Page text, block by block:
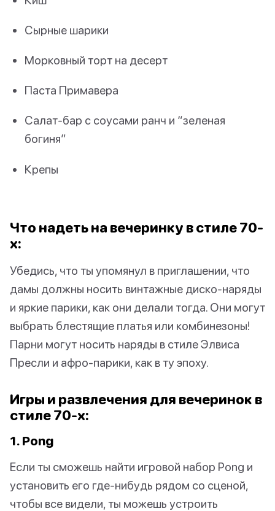
Сырные шарики
Морковный торт на десерт
Паста Примавера
Салат-бар с соусами ранч и “зеленая
богиня”
Крепы
Что надеть на вечеринку в стиле 70-
х:
Убедись, что ты упомянул в приглашении, что
дамы должны носить винтажные диско-наряды
и яркие парики, как они делали тогда. Они могут
выбрать блестящие платья или комбинезоны!
Парни могут носить наряды в стиле Элвиса
Пресли и афро-парики, как в ту эпоху.
Игры и развлечения для вечеринок в
стиле 70-х:
1. Pong
Если ты сможешь найти игровой набор Pong и
установить его где-нибудь рядом со сценой,
чтобы все видели, ты можешь устроить